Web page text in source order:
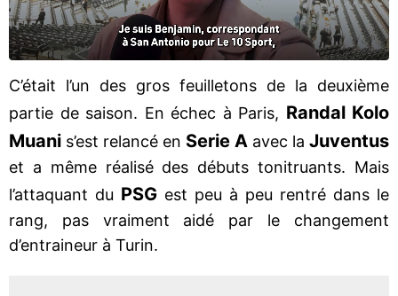
C’était l’un des gros feuilletons de la deuxième
partie de saison. En échec à Paris, Randal Kolo
Muani s’est relancé en Serie A avec la Juventus
et a même réalisé des débuts tonitruants. Mais
l’attaquant du PSG est peu à peu rentré dans le
rang, pas vraiment aidé par le changement
d’entraineur à Turin.